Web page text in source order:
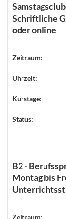
Schriftliche
oder online
Zeitraum:
Uhrzeit:
Kurstage:
Status:
B2 -
Montag bis
Zeitraum: